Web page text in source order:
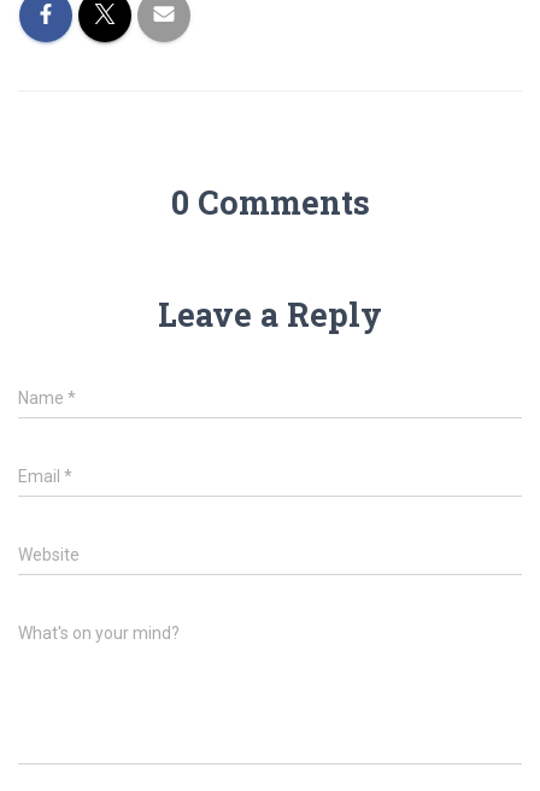
0 Comments
Leave a Reply
Name *
Email *
Website
What's on your mind?